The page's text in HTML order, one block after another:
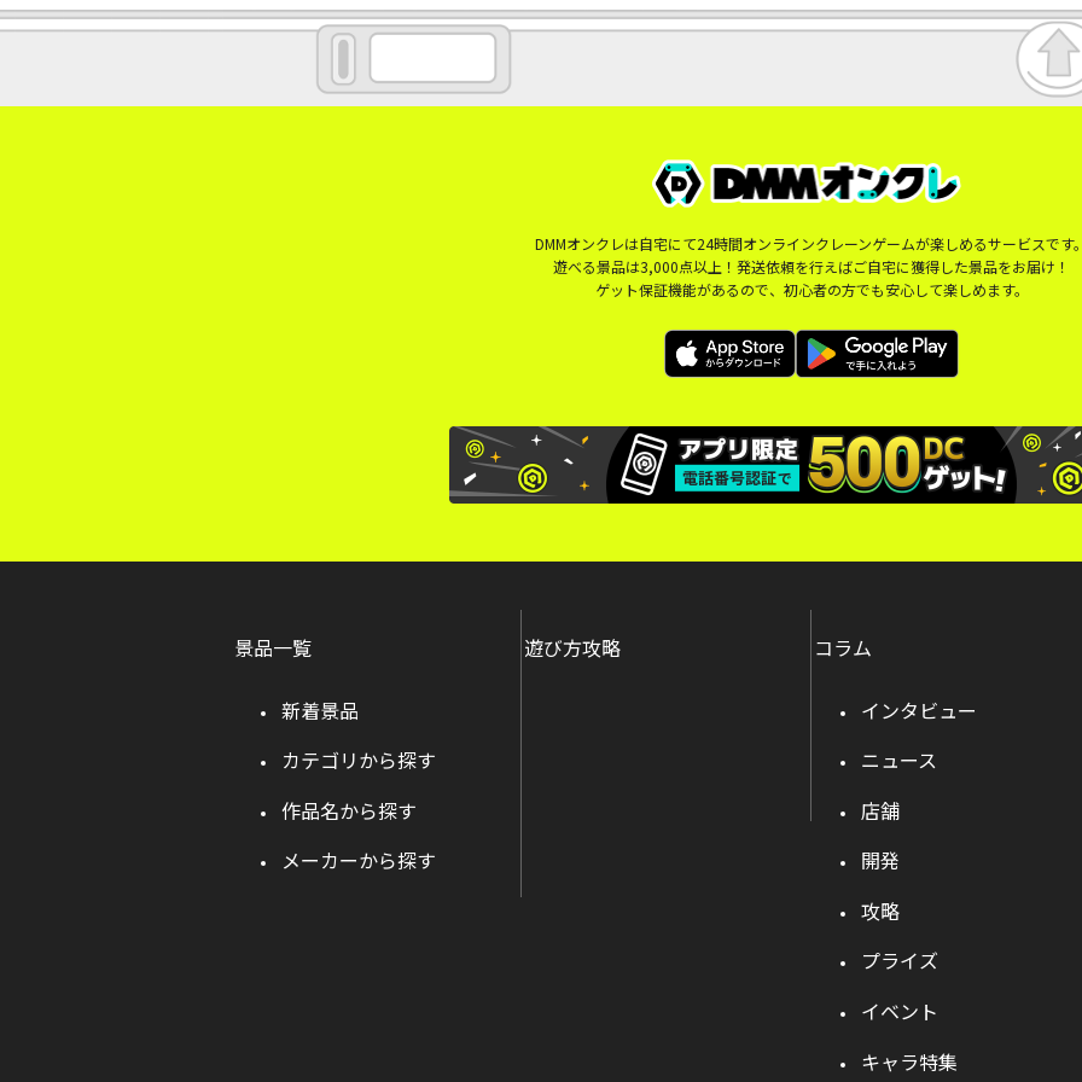
DMMオンクレは自宅にて24時間オンラインクレーンゲームが楽しめるサービスです
遊べる景品は3,000点以上！発送依頼を行えばご自宅に獲得した景品をお届け！
ゲット保証機能があるので、初心者の方でも安心して楽しめます。
景品一覧
新着景品
カテゴリから探す
作品名から探す
メーカーから探す
遊び方攻略 コラム
インタビュー
ニュース
店舗
開発
攻略
プライズ
イベント
キャラ特集